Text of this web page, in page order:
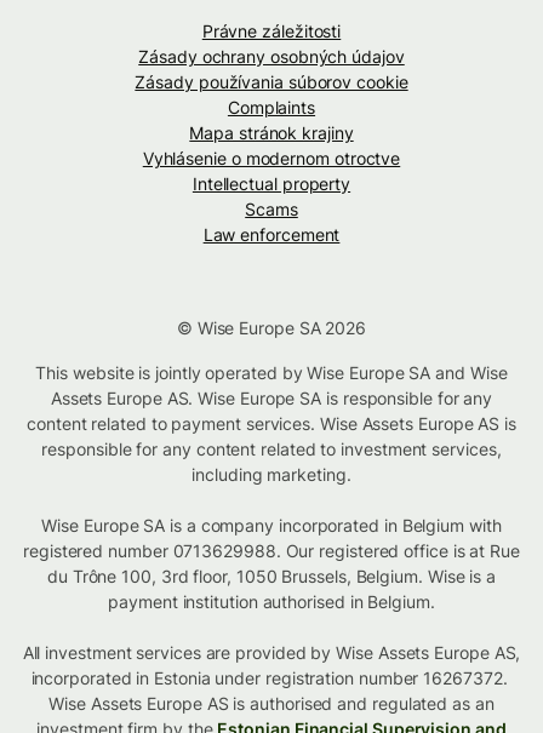
Právne záležitosti
Zásady ochrany osobných údajov
Zásady používania súborov cookie
Complaints
Mapa stránok krajiny
Vyhlásenie o modernom otroctve
Intellectual property
Scams
Law enforcement
© Wise Europe SA 2026
This website is jointly operated by Wise Europe SA and Wise
Assets Europe AS. Wise Europe SA is responsible for any
content related to payment services. Wise Assets Europe AS is
responsible for any content related to investment services,
including marketing.
Wise Europe SA is a company incorporated in Belgium with
registered number 0713629988. Our registered office is at Rue
du Trône 100, 3rd floor, 1050 Brussels, Belgium. Wise is a
payment institution authorised in Belgium.
All investment services are provided by Wise Assets Europe AS,
incorporated in Estonia under registration number 16267372.
Wise Assets Europe AS is authorised and regulated as an
investment firm by the Estonian Financial Supervision and